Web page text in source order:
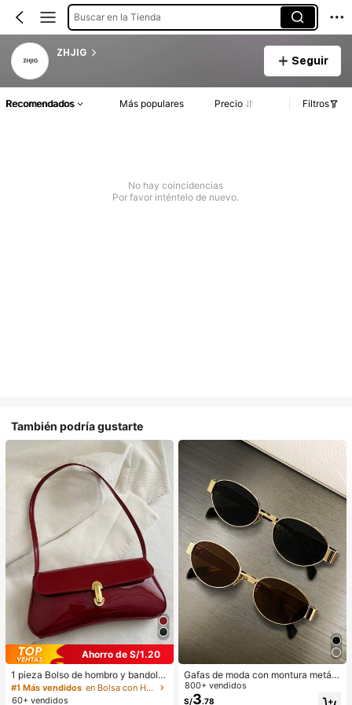
Buscar en la Tienda
ZHJIG
Seguir
Recomendados Más populares Precio Filtros
No hay coincidencias
Por favor inténtelo de nuevo.
También podría gustarte
Ahorro de S/1.20
1 pieza Bolso de hombro y bandoler
a de cuero sintético aceitado retro
para mujer, adecuado para citas, sa
#1 Más vendidos
en Bolsa con Herrajes dorados
60+ vendidos
Gafas de moda con montura metáli
ca ovalada/poligonal (media montu
ra), adecuadas para uso diario y act
800+ vendidos
S/3.78